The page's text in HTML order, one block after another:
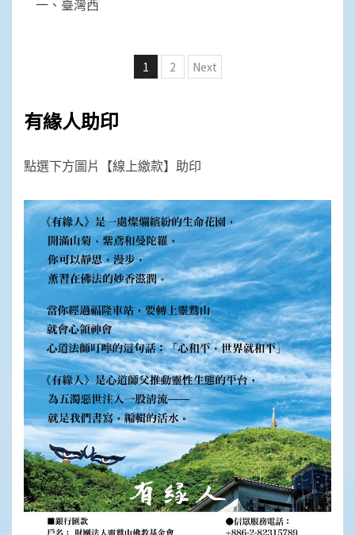
一、臺灣西
文
1 2 Next
有緣人助印
點選下方圖片【線上繳款】助印